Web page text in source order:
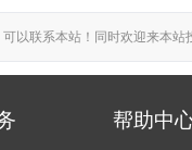
以联系本站！同时欢迎来本站
帮助中